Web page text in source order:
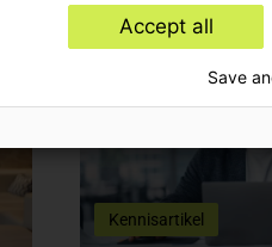
Kennisartikel
Accept all
Save